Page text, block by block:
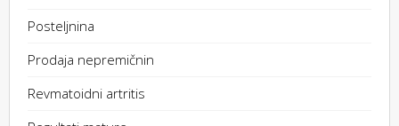
Posteljnina
Prodaja nepremičnin
Revmatoidni artritis